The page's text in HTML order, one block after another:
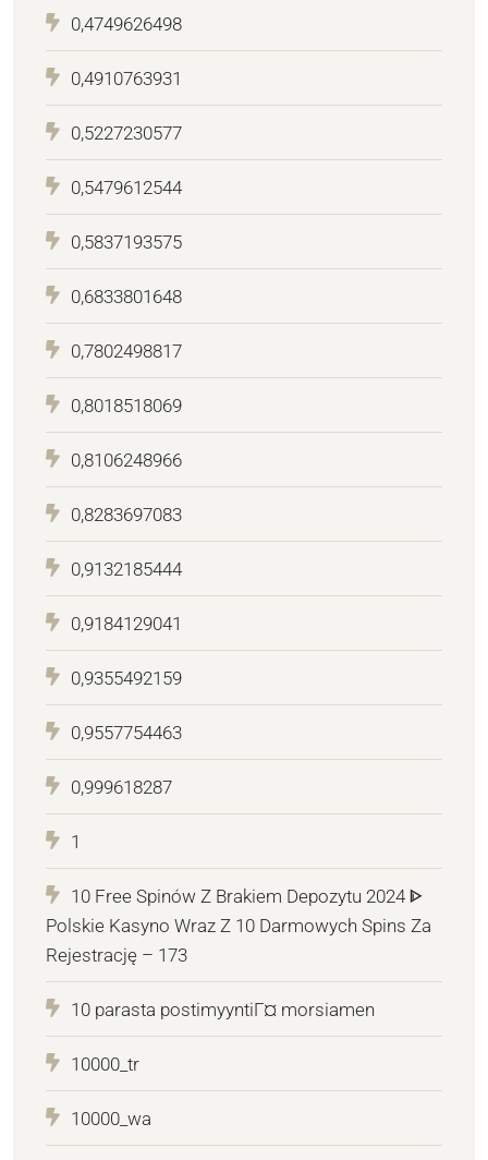
0,4749626498
0,4910763931
0,5227230577
0,5479612544
0,5837193575
0,6833801648
0,7802498817
0,8018518069
0,8106248966
0,8283697083
0,9132185444
0,9184129041
0,9355492159
0,9557754463
0,999618287
1
10 Free Spinów Z Brakiem Depozytu 2024 ᐈ
Polskie Kasyno Wraz Z 10 Darmowych Spins Za
Rejestrację – 173
10 parasta postimyyntiГ¤ morsiamen
10000_tr
10000_wa